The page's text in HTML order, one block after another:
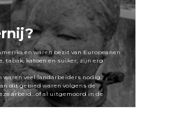
en waren bezit van Europeanen
tabak, katoen en suiker, zijn erg
waren veel landarbeiders nodig.
dit gebied waren volgens de
arbeid...of al uitgemoord in de